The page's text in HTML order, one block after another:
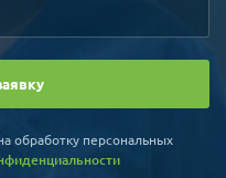
обработку персональных